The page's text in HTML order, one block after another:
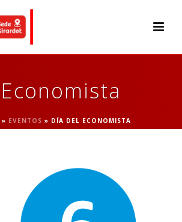
» EVENTOS » DÍA DEL ECONOMISTA